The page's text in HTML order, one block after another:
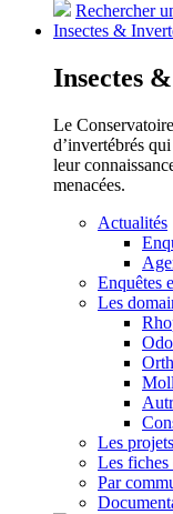
Rechercher
Insectes &
Insectes &
Le
d’invertébrés
leur
menacées.
Actualités
Enquêtes
Les
Les projets
Les fiches
Par